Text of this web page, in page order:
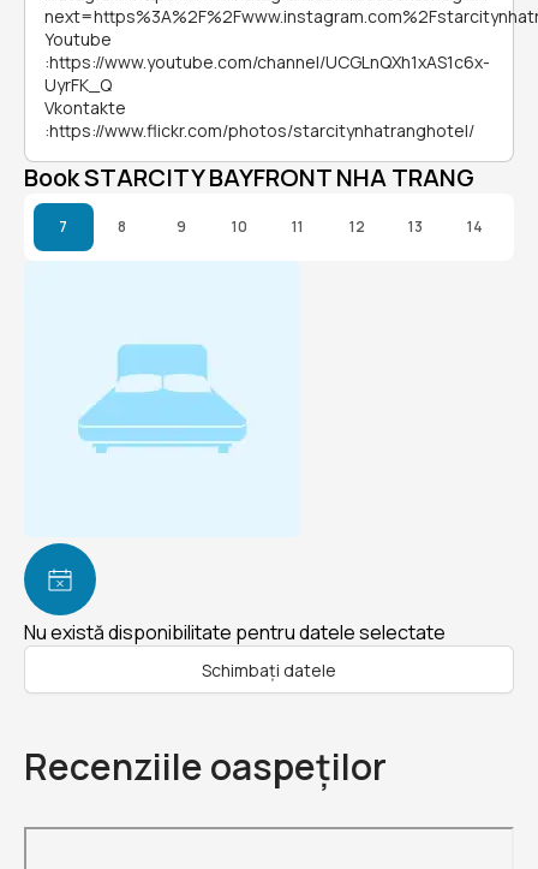
Youtube
:https://www.youtube.com/channel/UCGLnQXh1xAS1c6x-
UyrFK_Q
Vkontakte
:https://www.flickr.com/photos/starcitynhatranghotel/
Book STARCITY BAYFRONT NHA TRANG
7 8 9 10 11 12 13 14
Nu există disponibilitate pentru datele selectate
Schimbați datele
Recenziile oaspeților